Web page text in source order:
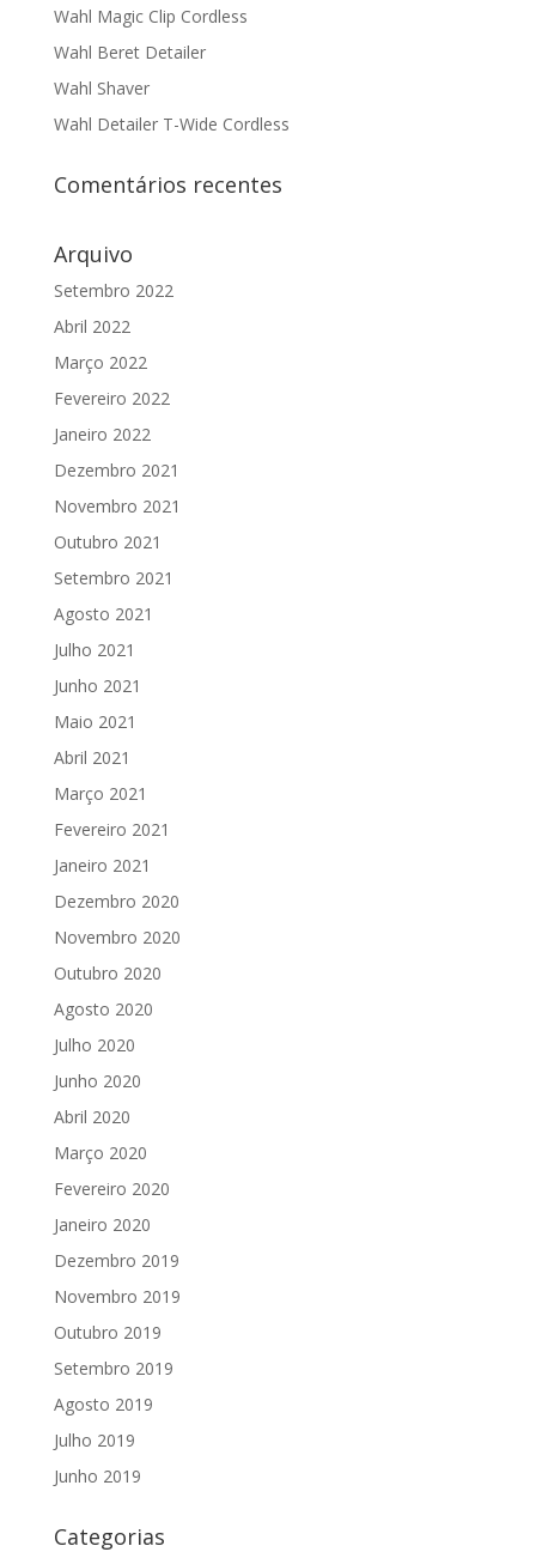
Wahl Magic Clip Cordless
Wahl Beret Detailer
Wahl Shaver
Wahl Detailer T-Wide Cordless
Comentários recentes
Arquivo
Setembro 2022
Abril 2022
Março 2022
Fevereiro 2022
Janeiro 2022
Dezembro 2021
Novembro 2021
Outubro 2021
Setembro 2021
Agosto 2021
Julho 2021
Junho 2021
Maio 2021
Abril 2021
Março 2021
Fevereiro 2021
Janeiro 2021
Dezembro 2020
Novembro 2020
Outubro 2020
Agosto 2020
Julho 2020
Junho 2020
Abril 2020
Março 2020
Fevereiro 2020
Janeiro 2020
Dezembro 2019
Novembro 2019
Outubro 2019
Setembro 2019
Agosto 2019
Julho 2019
Junho 2019
Categorias